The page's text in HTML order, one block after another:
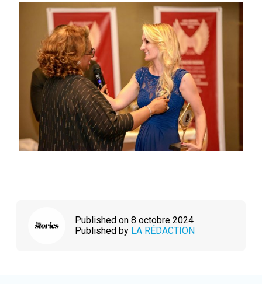
Published on 8 octobre 2024
Published by LA RÉDACTION